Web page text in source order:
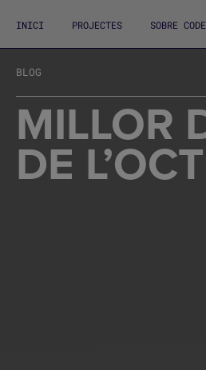
INICI PROJECTES SOBRE CODE
BLOG
MILLOR
DE